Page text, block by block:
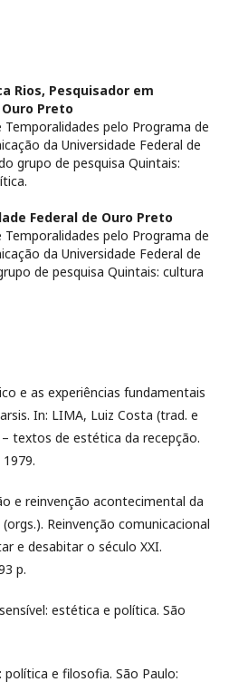
Rios, Pesquisador em
Preto
pelo Programa de
da Universidade Federal de
grupo de pesquisa Quintais:
Federal de Ouro Preto
pelo Programa de
da Universidade Federal de
de pesquisa Quintais: cultura
e as experiências fundamentais
In: LIMA, Luiz Costa (trad. e
textos de estética da recepção.
e reinvenção acontecimental da
(orgs.). Reinvenção comunicacional
e desabitar o século XXI.
p.
estética e política. São
política e filosofia. São Paulo: